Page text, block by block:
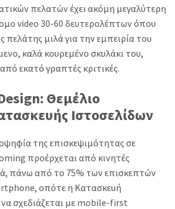
πελατών έχει ακόμη μεγαλύτερη
video 30-60 δευτερολέπτων όπου
πελάτης μιλά για την εμπειρία του
καλά κουρεμένο σκυλάκι του,
εκατό γραπτές κριτικές.
Θεμέλιο
Ιστοσελίδων
της επισκεψιμότητας σε
προέρχεται από κινητές
πάνω από το 75% των επισκεπτών
οπότε η Κατασκευή
να σχεδιάζεται με mobile-first